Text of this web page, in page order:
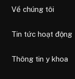
Về chúng tôi
Tin tức hoạt động
Thông tin y khoa